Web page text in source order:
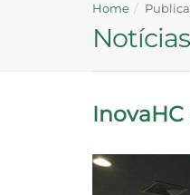
Home
Notícias